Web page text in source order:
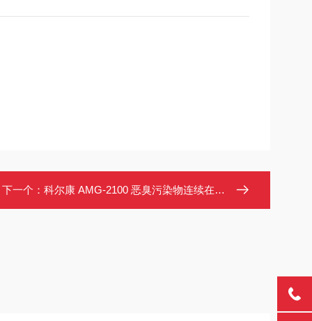
下一个： 科尔康 AMG-2100 恶臭污染物连续在线监测系统 多通道智能气体分析仪